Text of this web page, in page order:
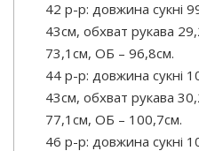
42 р-р: довжина сукні
43см, обхват рукава
73,1см, ОБ – 96,8см.
44 р-р: довжина сукні
43см, обхват рукава
77,1см, ОБ – 100,7см.
46 р-р: довжина сукні